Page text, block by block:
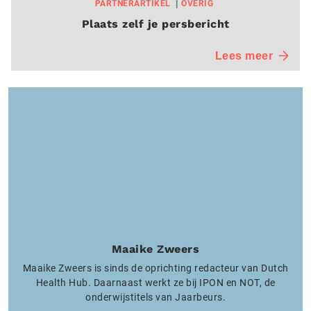
PARTNERARTIKEL OVERIG
Plaats zelf je persbericht
Lees meer
Maaike Zweers
Maaike Zweers is sinds de oprichting redacteur van Dutch
Health Hub. Daarnaast werkt ze bij IPON en NOT, de
onderwijstitels van Jaarbeurs.